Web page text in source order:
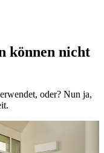
können nicht
oder? Nun ja,